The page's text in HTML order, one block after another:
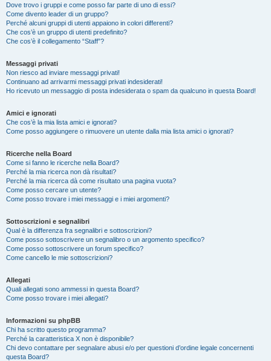
Dove trovo i gruppi e come posso far parte di uno di essi?
Come divento leader di un gruppo?
Perché alcuni gruppi di utenti appaiono in colori differenti?
Che cos’è un gruppo di utenti predefinito?
Che cos’è il collegamento “Staff”?
Messaggi privati
Non riesco ad inviare messaggi privati!
Continuano ad arrivarmi messaggi privati indesiderati!
Ho ricevuto un messaggio di posta indesiderata o spam da qualcuno in questa Board!
Amici e ignorati
Che cos’è la mia lista amici e ignorati?
Come posso aggiungere o rimuovere un utente dalla mia lista amici o ignorati?
Ricerche nella Board
Come si fanno le ricerche nella Board?
Perché la mia ricerca non dà risultati?
Perché la mia ricerca dà come risultato una pagina vuota?
Come posso cercare un utente?
Come posso trovare i miei messaggi e i miei argomenti?
Sottoscrizioni e segnalibri
Qual è la differenza fra segnalibri e sottoscrizioni?
Come posso sottoscrivere un segnalibro o un argomento specifico?
Come posso sottoscrivere un forum specifico?
Come cancello le mie sottoscrizioni?
Allegati
Quali allegati sono ammessi in questa Board?
Come posso trovare i miei allegati?
Informazioni su phpBB
Chi ha scritto questo programma?
Perché la caratteristica X non è disponibile?
Chi devo contattare per segnalare abusi e/o per questioni d’ordine legale concernenti
questa Board?